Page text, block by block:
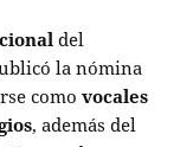
del
la nómina
comovocales
, además del